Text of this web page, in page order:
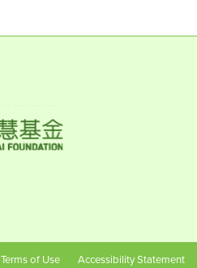
Terms of Use Accessibility Statement